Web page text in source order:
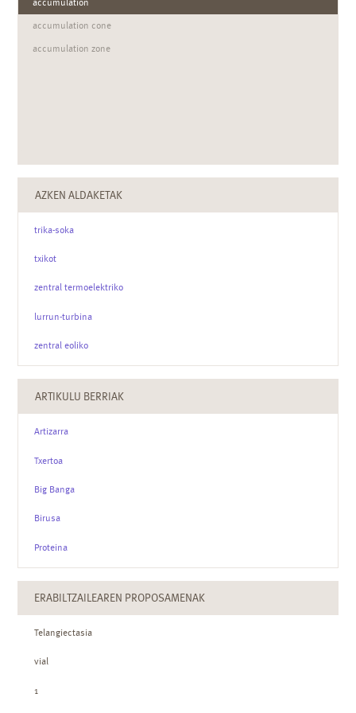
accumulation
accumulation cone
accumulation zone
AZKEN ALDAKETAK
trika-soka
txikot
zentral termoelektriko
lurrun-turbina
zentral eoliko
ARTIKULU BERRIAK
Artizarra
Txertoa
Big Banga
Birusa
Proteina
ERABILTZAILEAREN PROPOSAMENAK
Telangiectasia
vial
1